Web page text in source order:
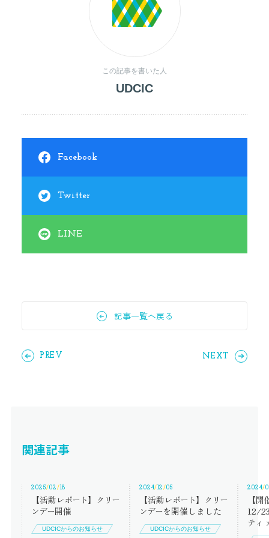
この記事を書いた人
UDCIC
Facebook
Twitter
LINE
記事一覧へ戻る
PREV NEXT
関連記事
2025/02/18
【活動レポー ト】 ク リ ー
ンデー開催
UDCICからのお知らせ
2024/12/05
【活動レポー ト】 ク リ ー
ンデーを開催しました
UDCICからのお知らせ
2024/
【開
12/
テ ィ